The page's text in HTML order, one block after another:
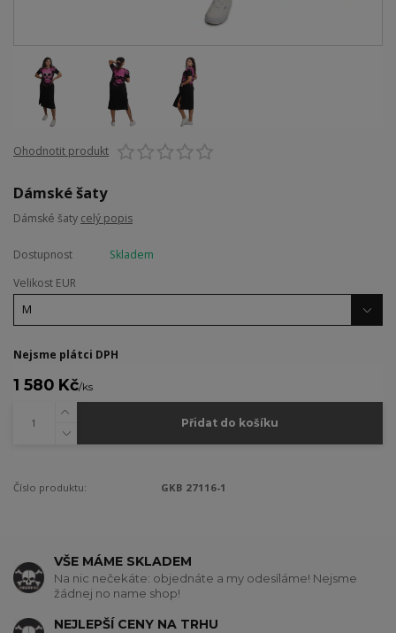
Ohodnotit produkt
Dámské šaty
Dámské šaty celý popis
Dostupnost
Skladem
Velikost EUR
Nejsme plátci DPH
1 580 Kč/ks
Přidat do košíku
Číslo produktu: GKB 27116-1
VŠE MÁME SKLADEM
Na nic nečekáte: objednáte a my odesíláme! Nejsme
žádnej no name shop!
NEJLEPŠÍ CENY NA TRHU